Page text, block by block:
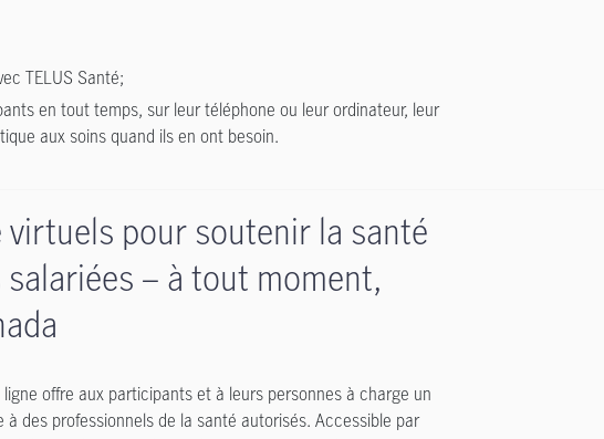
TELUS Santé;
en tout temps, sur leur téléphone ou leur ordinateur, leur
aux soins quand ils en ont besoin.
virtuels pour soutenir la santé
– à tout moment,
offre aux participants et à leurs personnes à charge un
des professionnels de la santé autorisés. Accessible par